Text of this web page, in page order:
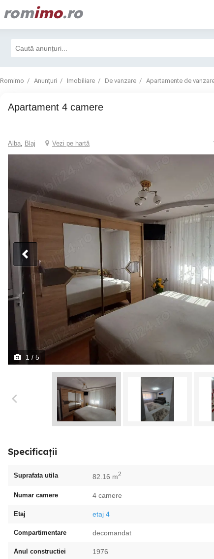
romimo.ro
Romimo Anunțuri Imobiliare De vanzare Apartamente de
Apartament 4 camere
Alba
Blaj Vezi pe hartă
1 / 5
Specificații
Suprafata utila 82.16 m2
Numar camere 4 camere
Etaj etaj 4
Compartimentare decomandat
Anul constructiei 1976